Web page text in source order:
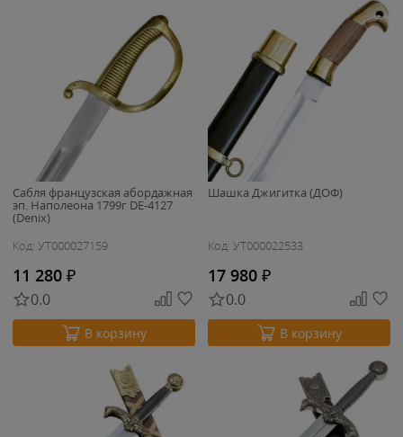
Сабля французская абордажная
эп. Наполеона 1799г DE-4127
(Denix)
Код: УТ000027159
11 280 ₽
0.0
В корзину
Шашка Джигитка (ДОФ)
Код: УТ000022533
17 980 ₽
0.0
В корзину